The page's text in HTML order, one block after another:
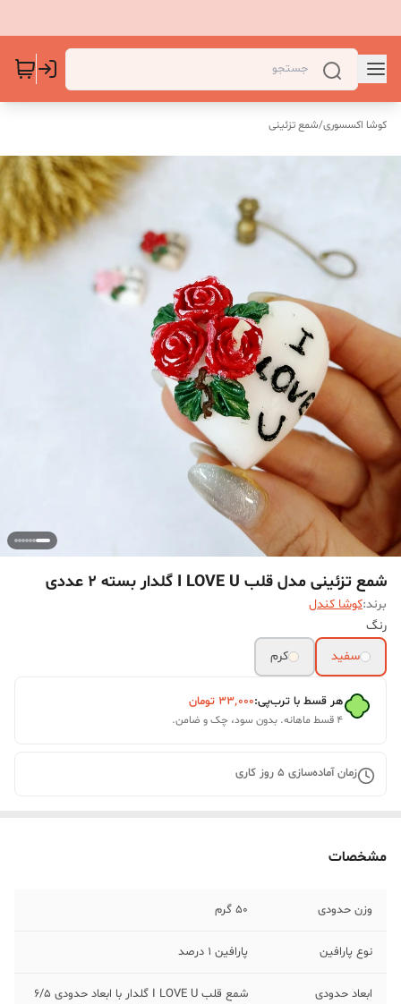
کوشا اکسسوری/شمع تزئینی
شمع تزئینی مدل قلب I LOVE U گلدار بسته 2 عددی
برند:کوشا کندل
رنگ
سفید
کرم
هر قسط با ترب‌پی:۳۳٬۰۰۰ تومان
۴ قسط ماهانه. بدون سود، چک و ضامن.
زمان آماده‌سازی 5 روز کاری
مشخصات
وزن حدودی 50 گرم
نوع پارافین پارافین 1 درصد
ابعاد حدودی
شمع قلب I LOVE U گلدار با ابعاد حدودی 6/5